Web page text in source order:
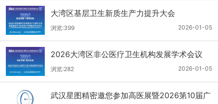
大湾区基层卫生新质生产力提升大会
2026-01-05
浏览:399
2026大湾区非公医疗卫生机构发展学术会议
2026-01-05
浏览:282
武汉星图精密邀您参加高医展暨2026第10届广